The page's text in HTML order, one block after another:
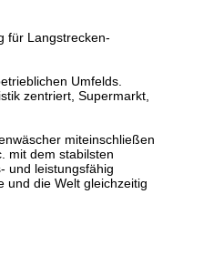
für Langstrecken-
Umfelds.
zentriert, Supermarkt,
miteinschließen
mit dem stabilsten
und leistungsfähig
und die Welt gleichzeitig